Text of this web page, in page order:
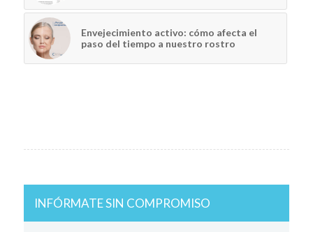
Envejecimiento activo: cómo afecta el
paso del tiempo a nuestro rostro
INFÓRMATE SIN COMPROMISO